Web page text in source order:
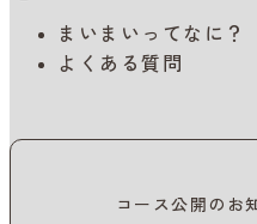
まいまいってなに？
よくある質問
コース公開のお